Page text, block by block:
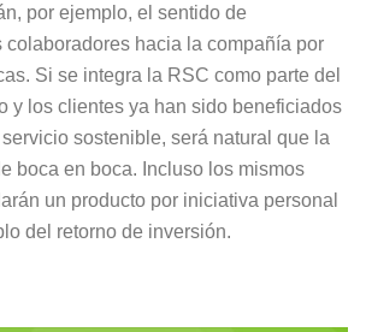
por ejemplo, el sentido de
colaboradores hacia la compañía por
Si se integra la RSC como parte del
y los clientes ya han sido beneficiados
sostenible, será natural que la
boca en boca. Incluso los mismos
un producto por iniciativa personal
del retorno de inversión.